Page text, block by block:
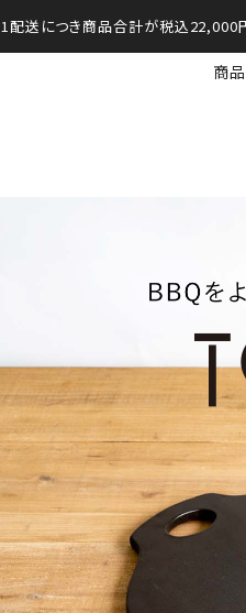
1配送につき商品合計が税込22,000
商